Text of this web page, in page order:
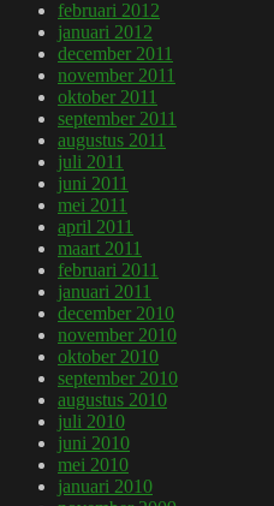
februari 2012
januari 2012
december 2011
november 2011
oktober 2011
september 2011
augustus 2011
juli 2011
juni 2011
mei 2011
april 2011
maart 2011
februari 2011
januari 2011
december 2010
november 2010
oktober 2010
september 2010
augustus 2010
juli 2010
juni 2010
mei 2010
januari 2010